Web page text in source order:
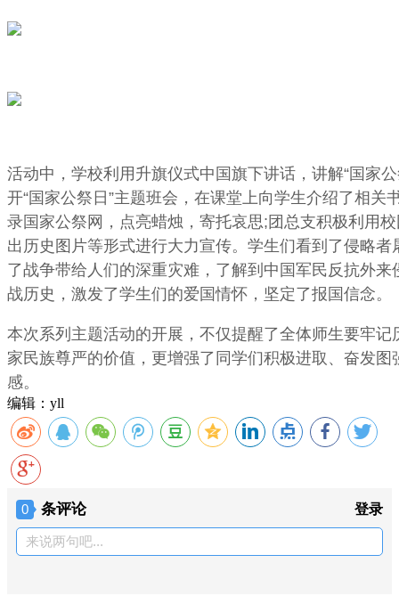
活动中，学校利用升旗仪式中国旗下讲话，讲解“国家
开“国家公祭日”主题班会，在课堂上向学生介绍了相关
录国家公祭网，点亮蜡烛，寄托哀思;团总支积极利用
出历史图片等形式进行大力宣传。学生们看到了侵略
了战争带给人们的深重灾难，了解到中国军民反抗外
战历史，激发了学生们的爱国情怀，坚定了报国信念。
本次系列主题活动的开展，不仅提醒了全体师生要牢
家民族尊严的价值，更增强了同学们积极进取、奋发
感。
编辑：yll
0 条评论 登录
来说两句吧...